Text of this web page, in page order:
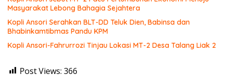
Masyarakat Lebong Bahagia Sejahtera
Kopli Ansori Serahkan BLT-DD Teluk Dien, Babinsa dan
Bhabinkamtibmas Pandu KPM
Kopli Ansori-Fahrurrozi Tinjau Lokasi MT-2 Desa Talang Liak 2
Post Views: 366